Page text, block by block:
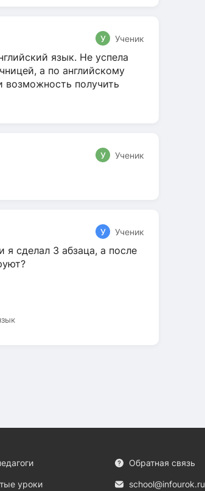
У Ученик
язык. Не успела
а по английскому
возможность получить
У Ученик
У Ученик
сделал 3 абзаца, а после
уроки
Обратная связь
school@infourok.ru